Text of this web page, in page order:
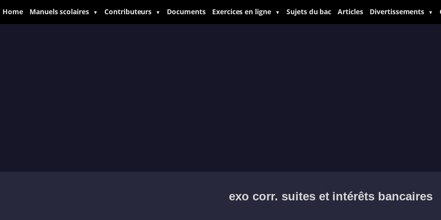
Home Manuels scolaires ▼ Contributeurs ▼ Documents Exercices en ligne ▼ Sujets du bac Articles Divertissements ▼
exo corr. suites et intérêts bancaires